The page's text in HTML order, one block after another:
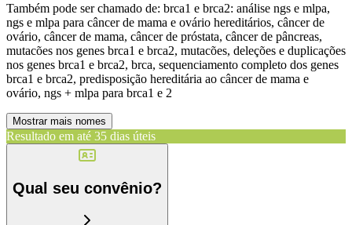
Também pode ser chamado de: brca1 e brca2: análise ngs e mlpa,
ngs e mlpa para câncer de mama e ovário hereditários, câncer de
ovário, câncer de mama, câncer de próstata, câncer de pâncreas,
mutacões nos genes brca1 e brca2, mutacões, deleções e duplicações
nos genes brca1 e brca2, brca, sequenciamento completo dos genes
brca1 e brca2, predisposição hereditária ao câncer de mama e
ovário, ngs + mlpa para brca1 e 2
Mostrar mais nomes
Resultado em até 35 dias úteis
Qual seu convênio?